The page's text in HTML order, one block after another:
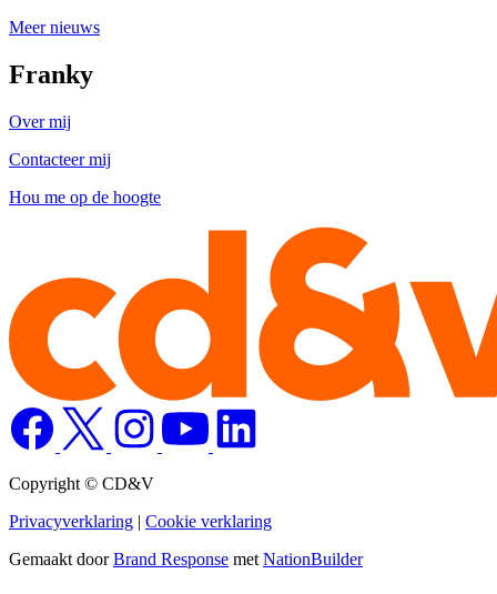
Meer nieuws
Franky
Over mij
Contacteer mij
Hou me op de hoogte
Copyright © CD&V
Privacyverklaring | Cookie verklaring
Gemaakt doorBrand Response met NationBuilder